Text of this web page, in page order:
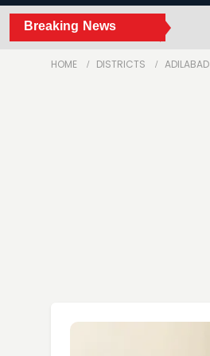
Breaking News
HOME DISTRICTS ADILABAD